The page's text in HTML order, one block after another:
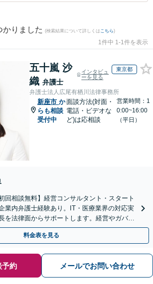
かりました (検索結果について詳しくは こちら)
1件中 1-1件を表示
五十嵐 沙
織 弁護士
インタビュ
ーを見る
東京都
弁護士法人広尾有栖川法律事務所
新座市 か
らも相談
受付中
面談方法(対面・
電話・ビデオな
ど)は応相談
営業時間：1
0:00~16:00
（平日）
回相談無料】経営コンサルタント・スタート
業内弁護士経験あり。IT・医療業界の対応実
を法律面からサポートします。経営やガバナ
任せください。
料金表を見る
予約 メールでお問い合わせ